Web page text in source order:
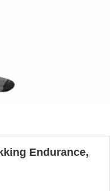
Endurance,